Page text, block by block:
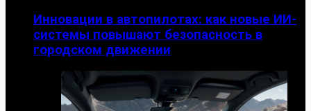
Инновации в автопилотах: как новые ИИ-
системы повышают безопасность в
городском движении